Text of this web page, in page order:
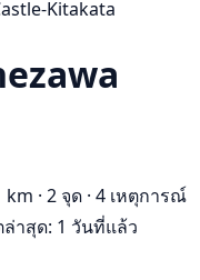
Kitakata
km · 2 จุด · 4 เหตุการณ์
ล่าสุด: 1 วันที่แล้ว